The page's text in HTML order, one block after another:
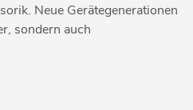
Neue Gerätegenerationen
sondern auch